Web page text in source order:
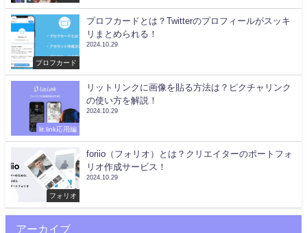
プロフカード
プロフカードとは？Twitterのプロフィールがスッキ
リまとめられる！
2024.10.29
lit.link応用編
リットリンクに画像を貼る方法は？ピクチャリンク
の使い方を解説！
2024.10.29
フォリオ
foriio（フォリオ）とは？クリエイターのポートフォ
リオ作成サービス！
2024.10.29
アーカイブ